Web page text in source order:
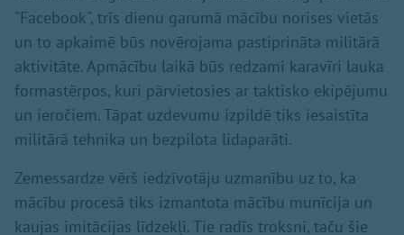
"Facebook", trīs dienu garumā mācību norises vietās
un to apkaimē būs novērojama pastiprināta militārā
aktivitāte. Apmācību laikā būs redzami karavīri lauka
formastērpos, kuri pārvietosies ar taktisko ekipējumu
un ieročiem. Tāpat uzdevumu izpildē tiks iesaistīta
militārā tehnika un bezpilota lidaparāti.
Zemessardze vērš iedzīvotāju uzmanību uz to, ka
mācību procesā tiks izmantota mācību munīcija un
kaujas imitācijas līdzekļi. Tie radīs troksni, taču šie